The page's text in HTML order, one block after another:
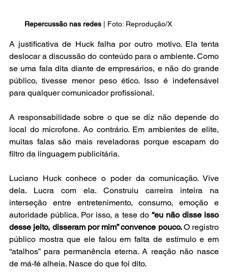
Repercussão nas redes | Foto: Reprodução/X
A justificativa de Huck falha por outro motivo. Ela tenta
deslocar a discussão do conteúdo para o ambiente. Como
se uma fala dita diante de empresários, e não do grande
público, tivesse menor peso ético. Isso é indefensável
para qualquer comunicador profissional.
A responsabilidade sobre o que se diz não depende do
local do microfone. Ao contrário. Em ambientes de elite,
muitas falas são mais reveladoras porque escapam do
filtro da linguagem publicitária.
Luciano Huck conhece o poder da comunicação. Vive
dela. Lucra com ela. Construiu carreira inteira na
interseção entre entretenimento, consumo, emoção e
autoridade pública. Por isso, a tese do “eu não disse isso
desse jeito, disseram por mim” convence pouco. O registro
público mostra que ele falou em falta de estímulo e em
“atalhos” para permanência eterna. A reação não nasce
de má-fé alheia. Nasce do que foi dito.